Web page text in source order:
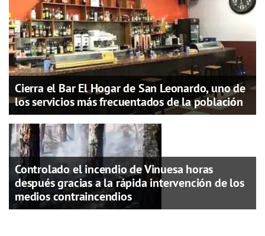
Cierra el Bar El Hogar de San Leonardo, uno de
los servicios más frecuentados de la población
Controlado el incendio de Vinuesa horas
después gracias a la rápida intervención de los
medios contraincendios